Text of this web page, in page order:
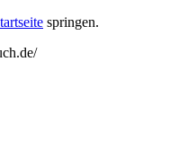
springen.